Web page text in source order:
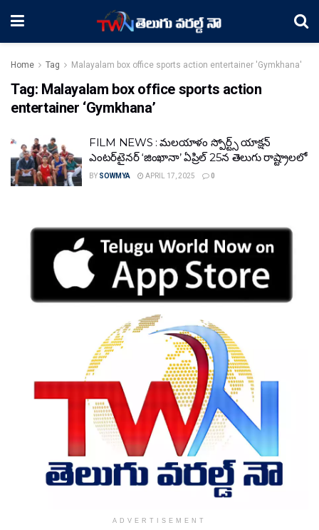
Home Tag Malayalam box office sports action entertainer 'Gymkhana'
Tag: Malayalam box office sports action
entertainer ‘Gymkhana’
FILM NEWS : మలయాళం స్పోర్ట్స్ యాక్షన్
ఎంటర్‌టైనర్ ‘జింఖానా’ ఏప్రిల్ 25న తెలుగు రాష్ట్రాలలో
BY SOWMYA APRIL 17, 2025 0
ADVERTISEMENT